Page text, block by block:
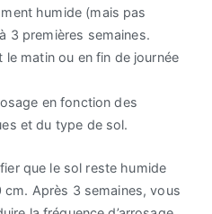
humide (mais pas
3 premières semaines.
matin ou en fin de journée
en fonction des
et du type de sol.
que le sol reste humide
cm. Après 3 semaines, vous